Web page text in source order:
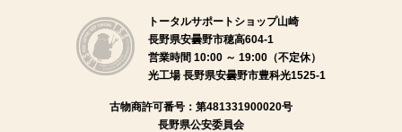
トータルサポートショップ山崎
長野県安曇野市穂高604-1
営業時間 10:00 ～ 19:00（不定休）
光工場 長野県安曇野市豊科光1525-1
古物商許可番号： 第481331900020号
長野県公安委員会